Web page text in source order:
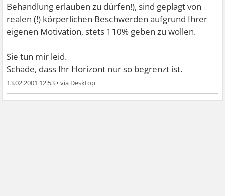
Behandlung erlauben zu dürfen!), sind geplagt von
realen (!) körperlichen Beschwerden aufgrund Ihrer
eigenen Motivation, stets 110% geben zu wollen.
Sie tun mir leid.
Schade, dass Ihr Horizont nur so begrenzt ist.
13.02.2001 12:53 •